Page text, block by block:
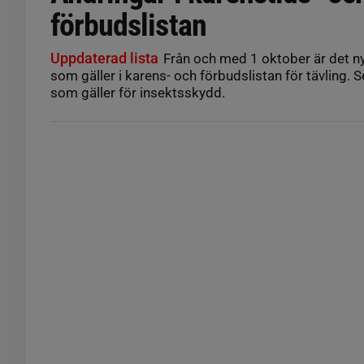
förbudslistan
Uppdaterad lista Från och med 1 oktober är det
som gäller i karens- och förbudslistan för tävling.
som gäller för insektsskydd.